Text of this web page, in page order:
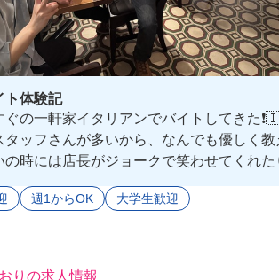
ト体験記
ぐの一軒家イタリアンでバイトしてきた
タッフさんが多いから、なんでも優しく
の時には店長がジョークで笑わせてくれ
週1からOK 大学生歓迎
りの求人情報